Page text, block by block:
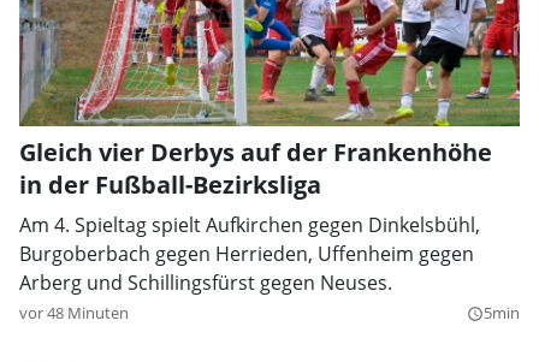
Gleich vier Derbys auf der Frankenhöhe
in der Fußball-Bezirksliga
Am 4. Spieltag spielt Aufkirchen gegen Dinkelsbühl,
Burgoberbach gegen Herrieden, Uffenheim gegen
Arberg und Schillingsfürst gegen Neuses.
vor 48 Minuten query_builder5min